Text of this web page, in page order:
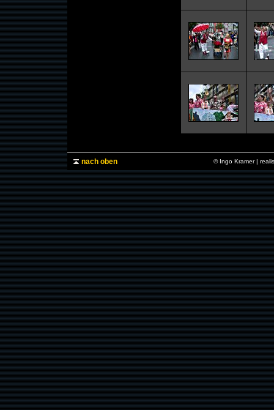
nach oben © Ingo Kramer |